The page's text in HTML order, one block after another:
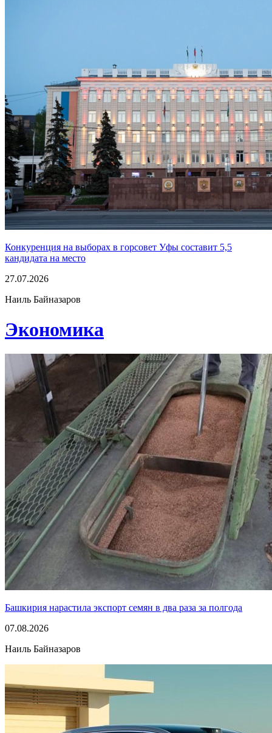
Конкуренция на выборах в горсовет Уфы составит 5,5
кандидата на место
27.07.2026
Наиль Байназаров
Экономика
Башкирия нарастила экспорт семян в два раза за полгода
07.08.2026
Наиль Байназаров